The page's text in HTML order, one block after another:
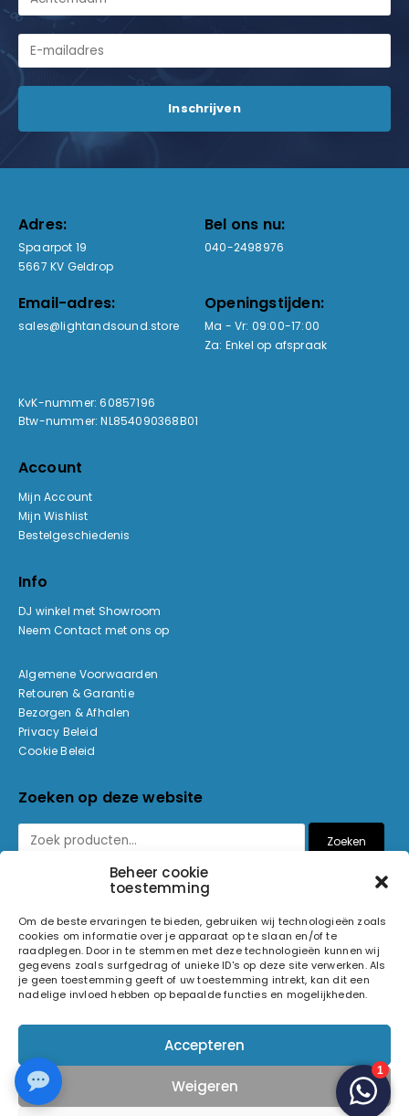
Beheer cookie
toestemming
Om de beste ervaringen te bieden, gebruiken wij technologieën zoals
cookies om informatie over je apparaat op te slaan en/of te
raadplegen. Door in te stemmen met deze technologieën kunnen wij
gegevens zoals surfgedrag of unieke ID's op deze site verwerken. Als
je geen toestemming geeft of uw toestemming intrekt, kan dit een
nadelige invloed hebben op bepaalde functies en mogelijkheden.
Accepteren
Weigeren
Adres:
Spaarpot 19
5667 KV Geldrop
Bel ons nu:
040-2498976
Email-adres:
sales@lightandsound.store
Openingstijden:
Ma - Vr: 09:00-17:00
Za: Enkel op afspraak
KvK-nummer: 60857196
Btw-nummer: NL854090368B01
Account
Mijn Account
Mijn Wishlist
Bestelgeschiedenis
Info
DJ winkel met Showroom
Neem Contact met ons op
Algemene Voorwaarden
Retouren & Garantie
Bezorgen & Afhalen
Privacy Beleid
Cookie Beleid
Zoeken op deze website
Zoeken
© 2026 Light and Sound Factory. Alle rechten voorbehouden.
Volg ons op